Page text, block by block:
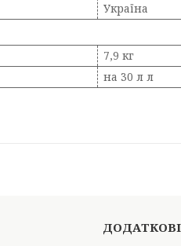
Україна
7,9 кг
на 30 л л